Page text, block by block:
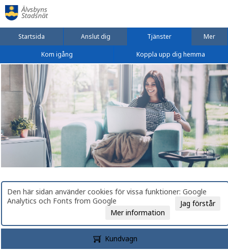
Startsida Anslut dig Tjänster Mer
Kom igång Koppla upp dig hemma
Den här sidan använder cookies för vissa funktioner: Google
Analytics och Fonts from Google
Jag förstår
Mer information
Kundvagn